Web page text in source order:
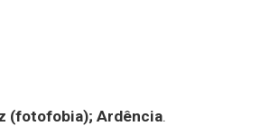
(fotofobia); Ardência.